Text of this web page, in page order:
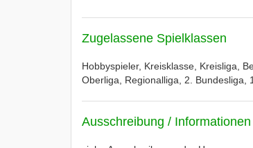
Zugelassene Spielklassen
Hobbyspieler, Kreisklasse, Kreisliga,
Oberliga, Regionalliga, 2. Bundesliga,
Ausschreibung /